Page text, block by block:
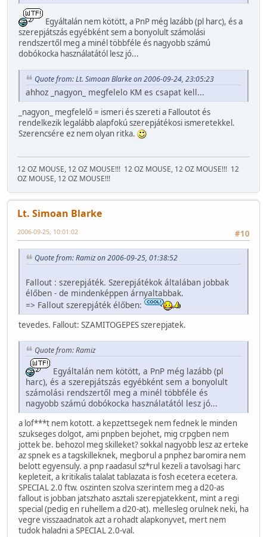
Egyáltalán nem kötött, a PnP még lazább (pl harc), és a
szerepjátszás egyébként sem a bonyolult számolási
rendszertől meg a minél többféle és nagyobb számú
dobókocka használatától lesz jó...
Quote from: Lt. Simoan Blarke on 2006-09-24, 23:05:23
ahhoz _nagyon_ megfelelo KM es csapat kell...
_nagyon_ megfelelő = ismeri és szereti a Falloutot és
rendelkezik legalább alapfokú szerepjátékosi ismeretekkel.
Szerencsére ez nem olyan ritka.
12 OZ MOUSE, 12 OZ MOUSE!!! 12 OZ MOUSE, 12 OZ MOUSE!!! 12
OZ MOUSE, 12 OZ MOUSE!!!
Lt. Simoan Blarke
#10
2006-09-25, 10:01:02
Quote from: Ramiz on 2006-09-25, 01:38:52
Fallout : szerepjáték. Szerepjátékok általában jobbak
élőben - de mindenképpen árnyaltabbak.
=> Fallout szerepjáték élőben:
tevedes. Fallout: SZAMITOGEPES szerepjatek.
Quote from: Ramiz
Egyáltalán nem kötött, a PnP még lazább (pl
harc), és a szerepjátszás egyébként sem a bonyolult
számolási rendszertől meg a minél többféle és
nagyobb számú dobókocka használatától lesz jó...
a lof***t nem kotott. a kepzettsegek nem fednek le minden
szukseges dolgot, ami pnpben bejohet, mig crpgben nem
jottek be. behozol meg skilleket? sokkal nagyobb lesz az erteke
az spnek es a tagskilleknek, megborul a pnphez baromira nem
belott egyensuly. a pnp raadasul sz*rul kezeli a tavolsagi harc
kepleteit, a kritikalis talalat tablazata is fosh ecetera ecetera.
SPECIAL 2.0 ftw. oszinten szolva szerintem meg a d20-as
fallout is jobban jatszhato asztali szerepjatekkent, mint a regi
special (pedig en ruhellem a d20-at). mellesleg orulnek neki, ha
vegre visszaadnatok azt a rohadt alapkonyvet, mert nem
tudok haladni a SPECIAL 2.0-val.